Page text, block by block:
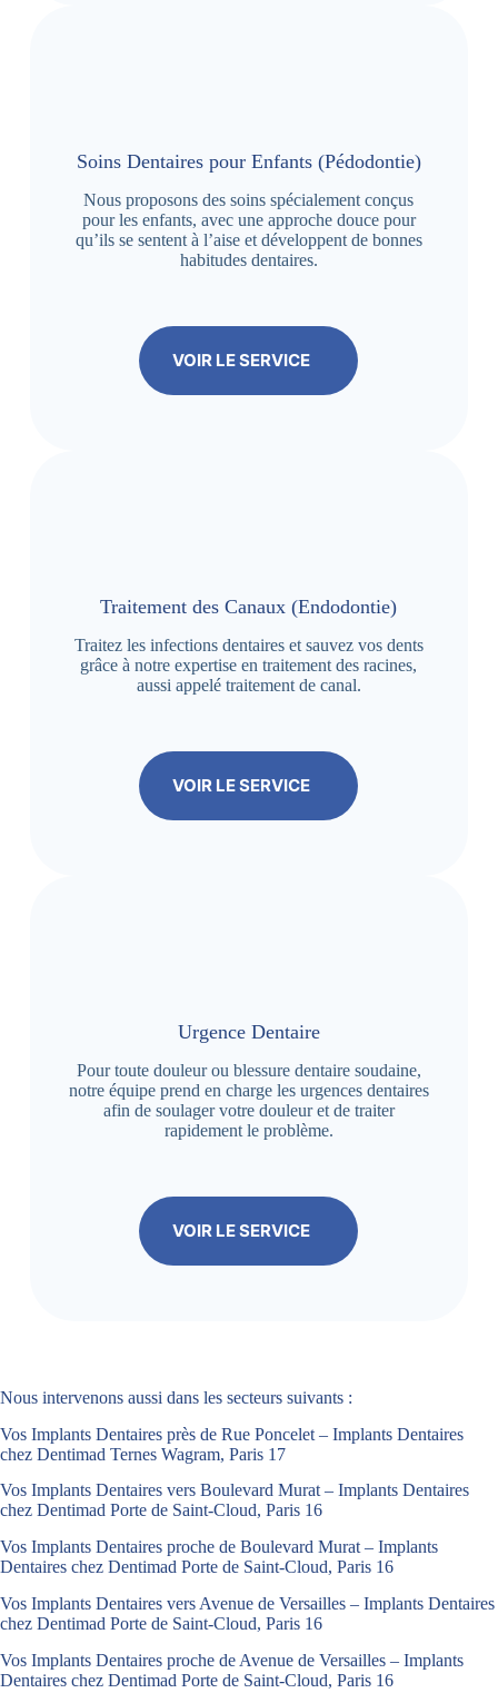
Soins Dentaires pour Enfants (Pédodontie)
Nous proposons des soins spécialement conçus
pour les enfants, avec une approche douce pour
qu’ils se sentent à l’aise et développent de bonnes
habitudes dentaires.
VOIR LE SERVICE
Traitement des Canaux (Endodontie)
Traitez les infections dentaires et sauvez vos dents
grâce à notre expertise en traitement des racines,
aussi appelé traitement de canal.
VOIR LE SERVICE
Urgence Dentaire
Pour toute douleur ou blessure dentaire soudaine,
notre équipe prend en charge les urgences dentaires
afin de soulager votre douleur et de traiter
rapidement le problème.
VOIR LE SERVICE
Nous intervenons aussi dans les secteurs suivants :
Vos Implants Dentaires près de Rue Poncelet – Implants Dentaires
chez Dentimad Ternes Wagram, Paris 17
Vos Implants Dentaires vers Boulevard Murat – Implants Dentaires
chez Dentimad Porte de Saint-Cloud, Paris 16
Vos Implants Dentaires proche de Boulevard Murat – Implants
Dentaires chez Dentimad Porte de Saint-Cloud, Paris 16
Vos Implants Dentaires vers Avenue de Versailles – Implants Dentaires
chez Dentimad Porte de Saint-Cloud, Paris 16
Vos Implants Dentaires proche de Avenue de Versailles – Implants
Dentaires chez Dentimad Porte de Saint-Cloud, Paris 16